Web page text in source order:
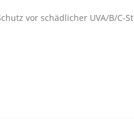
vor schädlicher UVA/B/C-